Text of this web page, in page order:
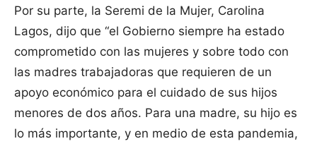
Por su parte, la Seremi de la Mujer, Carolina
Lagos, dijo que “el Gobierno siempre ha estado
comprometido con las mujeres y sobre todo con
las madres trabajadoras que requieren de un
apoyo económico para el cuidado de sus hijos
menores de dos años. Para una madre, su hijo es
lo más importante, y en medio de esta pandemia,